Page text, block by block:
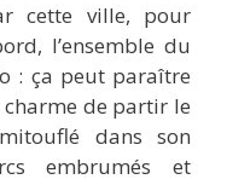
cette ville, pour
l’ensemble du
: ça peut paraître
de partir le
dans son
embrumés et